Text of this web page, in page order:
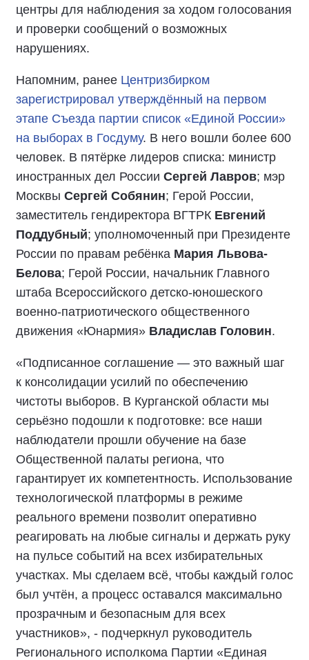
центры для наблюдения за ходом голосования
и проверки сообщений о возможных
нарушениях.
Напомним, ранее Центризбирком
зарегистрировал утверждённый на первом
этапе Съезда партии список «Единой России»
на выборах в Госдуму. В него вошли более 600
человек. В пятёрке лидеров списка: министр
иностранных дел России Сергей Лавров; мэр
Москвы Сергей Собянин; Герой России,
заместитель гендиректора ВГТРК Евгений
Поддубный; уполномоченный при Президенте
России по правам ребёнка Мария Львова-
Белова; Герой России, начальник Главного
штаба Всероссийского детско-юношеского
военно-патриотического общественного
движения «Юнармия» Владислав Головин.
«Подписанное соглашение — это важный шаг
к консолидации усилий по обеспечению
чистоты выборов. В Курганской области мы
серьёзно подошли к подготовке: все наши
наблюдатели прошли обучение на базе
Общественной палаты региона, что
гарантирует их компетентность. Использование
технологической платформы в режиме
реального времени позволит оперативно
реагировать на любые сигналы и держать руку
на пульсе событий на всех избирательных
участках. Мы сделаем всё, чтобы каждый голос
был учтён, а процесс оставался максимально
прозрачным и безопасным для всех
участников», - подчеркнул руководитель
Регионального исполкома Партии «Единая